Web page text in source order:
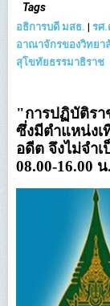
Tags
อธิการบดี มสธ. | รศ
อาณาจักรของวิทยา
สุโขทัยธรรมาธิราช
"การปฏิบัติรา
ซึ่งมีตำแหน่งเ
อดีต จึงไม่จำ
08.00-16.00